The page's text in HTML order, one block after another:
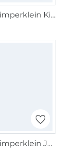
E-Book Klimperklein Kinderkleid
E-Book Klimperklein Jacke